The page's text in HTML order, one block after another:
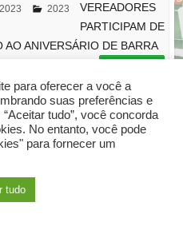
2023
VEREADORES
PARTICIPAM DE
ANIVERSÁRIO DE BARRA
Barra de Santana
para oferecer a você a
suas preferências e
tudo”, você concorda
No entanto, você pode
para fornecer um
tudo